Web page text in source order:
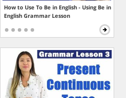
How to Use To Be in English - Using Be in
English Grammar Lesson